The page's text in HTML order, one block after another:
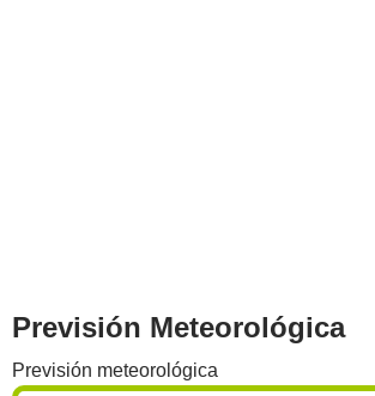
Previsión Meteorológica
Previsión meteorológica